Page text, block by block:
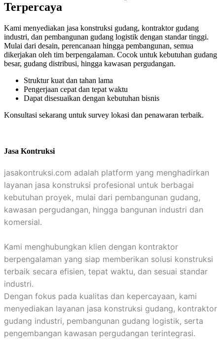
Terpercaya
Kami menyediakan jasa konstruksi gudang, kontraktor gudang
industri, dan pembangunan gudang logistik dengan standar tinggi.
Mulai dari desain, perencanaan hingga pembangunan, semua
dikerjakan oleh tim berpengalaman. Cocok untuk kebutuhan gudang
besar, gudang distribusi, hingga kawasan pergudangan.
Struktur kuat dan tahan lama
Pengerjaan cepat dan tepat waktu
Dapat disesuaikan dengan kebutuhan bisnis
Konsultasi sekarang untuk survey lokasi dan penawaran terbaik.
Jasa Kontruksi
jasakontruksi.com adalah platform yang menghadirkan
layanan jasa konstruksi profesional untuk berbagai
kebutuhan proyek, mulai dari pembangunan gudang,
kawasan pergudangan, hingga bangunan industri dan
komersial.
Kami menghubungkan klien dengan kontraktor
berpengalaman yang siap memberikan solusi konstruksi
terbaik secara efisien, tepat waktu, dan sesuai standar
industri.
Dengan fokus pada kualitas dan kepercayaan, kami
menyediakan layanan jasa konstruksi gudang, kontraktor
gudang industri, pembangunan gudang logistik, serta
pengembangan kawasan pergudangan terintegrasi.